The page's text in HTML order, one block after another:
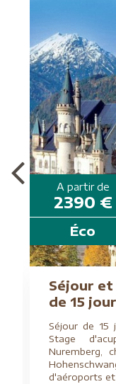
A partir de
2390 €
Éco
Séjour
de 15
Séjour de 15
Stage
Nuremberg,
d'aéroports